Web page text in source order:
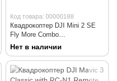
Код товара: 00000188
Квадрокоптер DJI Mini 2 SE
Fly More Combo
(CP.MA.00000574.01)
Нет в наличии